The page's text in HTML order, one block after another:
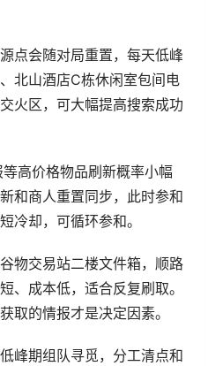
点会随对局重置，每天低峰
北山酒店C栋休闲室包间电
火区，可大幅提高搜索成功
高价格物品刷新概率小幅
和商人重置同步，此时参和
冷却，可循环参和。
物交易站二楼文件箱，顺路
、成本低，适合反复刷取。
取的情报才是决定因素。
峰期组队寻觅，分工清点和